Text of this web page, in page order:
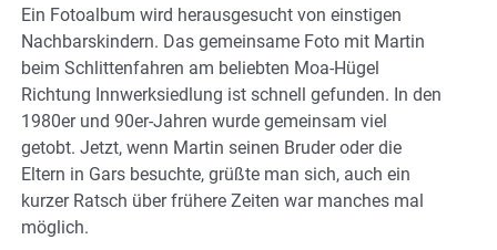
Ein Fotoalbum wird herausgesucht von einstigen
Nachbarskindern. Das gemeinsame Foto mit Martin
beim Schlittenfahren am beliebten Moa-Hügel
Richtung Innwerksiedlung ist schnell gefunden. In den
1980er und 90er-Jahren wurde gemeinsam viel
getobt. Jetzt, wenn Martin seinen Bruder oder die
Eltern in Gars besuchte, grüßte man sich, auch ein
kurzer Ratsch über frühere Zeiten war manches mal
möglich.